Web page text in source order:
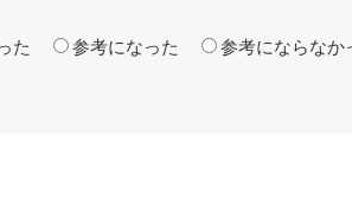
た
参考になった 参考にならなか